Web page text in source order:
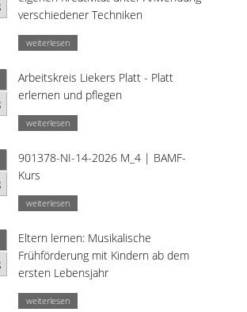
verschiedener Techniken
weiterlesen
Arbeitskreis Liekers Platt - Platt
erlernen und pflegen
weiterlesen
901378-NI-14-2026 M_4 | BAMF-
Kurs
weiterlesen
Eltern lernen: Musikalische
Frühförderung mit Kindern ab dem
ersten Lebensjahr
weiterlesen